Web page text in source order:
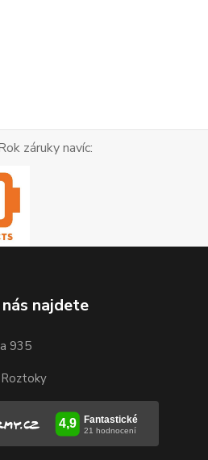
najdete
935